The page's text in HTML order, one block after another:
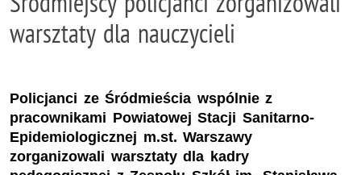
warsztaty dla nauczycieli
Policjanci ze Śródmieścia wspólnie z
pracownikami Powiatowej Stacji Sanitarno-
Epidemiologicznej m.st. Warszawy
zorganizowali warsztaty dla kadry